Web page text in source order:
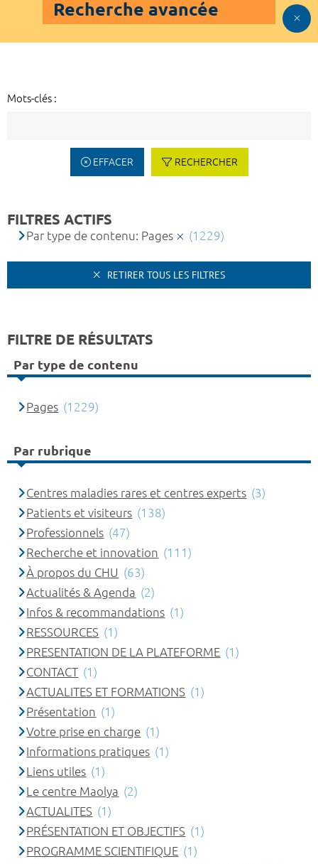
Recherche avancée
Mots-clés :
EFFACER RECHERCHER
FILTRES ACTIFS
Par type de contenu: Pages (1229)
RETIRER TOUS LES FILTRES
FILTRE DE RÉSULTATS
Par type de contenu
Pages (1229)
Par rubrique
Centres maladies rares et centres experts (3)
Patients et visiteurs (138)
Professionnels (47)
Recherche et innovation (111)
À propos du CHU (63)
Actualités & Agenda (2)
Infos & recommandations (1)
RESSOURCES (1)
PRESENTATION DE LA PLATEFORME (1)
CONTACT (1)
ACTUALITES ET FORMATIONS (1)
Présentation (1)
Votre prise en charge (1)
Informations pratiques (1)
Liens utiles (1)
Le centre Maolya (2)
ACTUALITES (1)
PRÉSENTATION ET OBJECTIFS (1)
PROGRAMME SCIENTIFIQUE (1)